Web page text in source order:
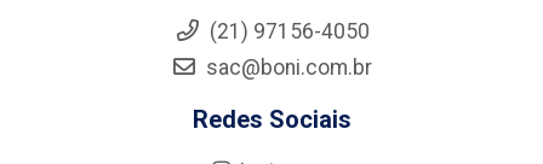
(21) 97156-4050
sac@boni.com.br
Redes Sociais